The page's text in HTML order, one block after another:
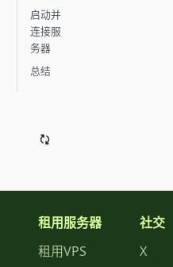
启动并
连接服
务器
总结
租用服务器
租用VPS
社交
X